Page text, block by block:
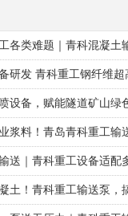
各类难题｜青科混凝土
研发 青科重工钢纤维
设备，赋能隧道矿山绿
浆料！青岛青科重工输
送｜青科重工设备适配
土！青科重工输送泵，